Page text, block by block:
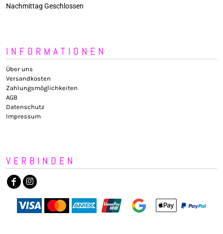
Nachmittag Geschlossen
INFORMATIONEN
Über uns
Versandkosten
Zahlungsmöglichkeiten
AGB
Datenschutz
Impressum
VERBINDEN